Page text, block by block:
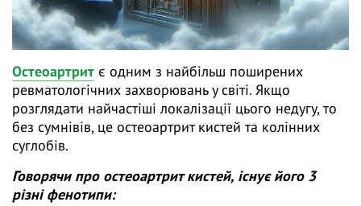
Остеоартрит є одним з найбільш поширених
ревматологічних захворювань у світі. Якщо
розглядати найчастіші локалізації цього недугу, то
без сумнівів, це остеоартрит кистей та колінних
суглобів.
Говорячи про остеоартрит кистей, існує його 3
різні фенотипи: